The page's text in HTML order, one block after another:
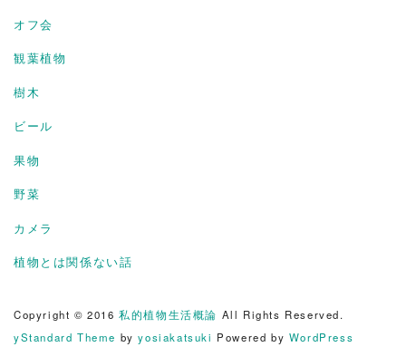
オフ会
観葉植物
樹木
ビール
果物
野菜
カメラ
植物とは関係ない話
Copyright © 2016私的植物生活概論 All Rights Reserved.
yStandard Theme byyosiakatsuki Powered by WordPress